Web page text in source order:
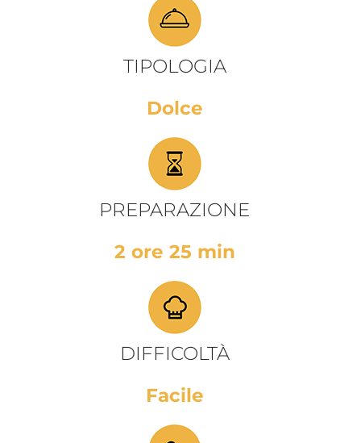
TIPOLOGIA
Dolce
PREPARAZIONE
2 ore 25 min
DIFFICOLTÀ
Facile